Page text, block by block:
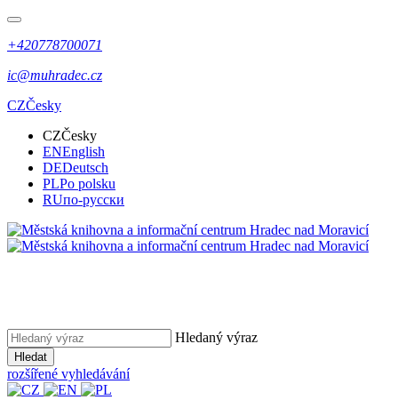
+420778700071
ic@muhradec.cz
CZČesky
CZČesky
ENEnglish
DEDeutsch
PLPo polsku
RUпо-русски
Hledaný výraz
Hledat
rozšířené vyhledávání